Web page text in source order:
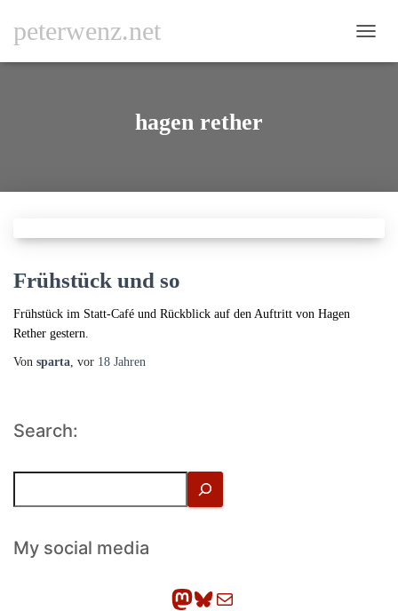
peterwenz.net
hagen rether
Frühstück und so
Frühstück im Statt-Café und Rückblick auf den Auftritt von Hagen
Rether gestern.
Von sparta, vor 18 Jahren
Search:
h
eMy social media
Mastodon Bluesky E-Mail